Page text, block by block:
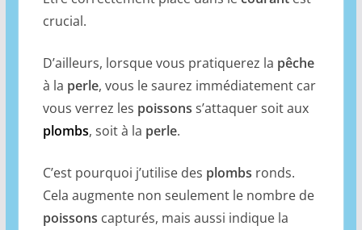
crucial.
D’ailleurs, lorsque vous pratiquerez la pêche
à la perle, vous le saurez immédiatement car
vous verrez les poissons s’attaquer soit aux
plombs, soit à la perle.
C’est pourquoi j’utilise des plombs ronds.
Cela augmente non seulement le nombre de
poissons capturés, mais aussi indique la